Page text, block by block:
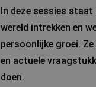
In deze sessies
wereld intrekken en
persoonlijke groei.
en actuele
doen.